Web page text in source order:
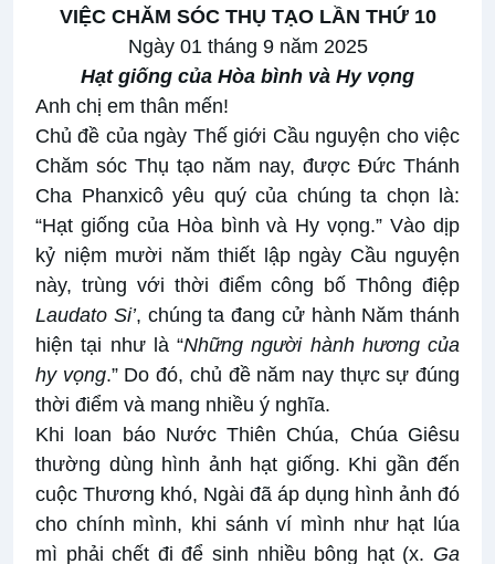
VIỆC CHĂM SÓC THỤ TẠO LẦN THỨ 10
Ngày 01 tháng 9 năm 2025
Hạt giống của Hòa bình và Hy vọng
Anh chị em thân mến!
Chủ đề của ngày Thế giới Cầu nguyện cho việc
Chăm sóc Thụ tạo năm nay, được Đức Thánh
Cha Phanxicô yêu quý của chúng ta chọn là:
“Hạt giống của Hòa bình và Hy vọng.” Vào dịp
kỷ niệm mười năm thiết lập ngày Cầu nguyện
này, trùng với thời điểm công bố Thông điệp
Laudato Si’, chúng ta đang cử hành Năm thánh
hiện tại như là “Những người hành hương của
hy vọng.” Do đó, chủ đề năm nay thực sự đúng
thời điểm và mang nhiều ý nghĩa.
Khi loan báo Nước Thiên Chúa, Chúa Giêsu
thường dùng hình ảnh hạt giống. Khi gần đến
cuộc Thương khó, Ngài đã áp dụng hình ảnh đó
cho chính mình, khi sánh ví mình như hạt lúa
mì phải chết đi để sinh nhiều bông hạt (x. Ga